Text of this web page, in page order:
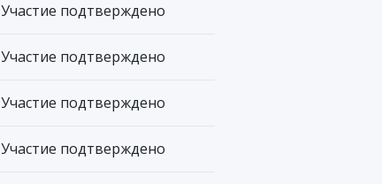
Участие подтверждено
Участие подтверждено
Участие подтверждено
Участие подтверждено